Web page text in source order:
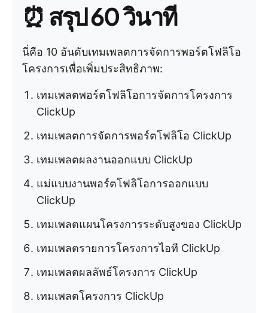
⏰ สรุป 60 วินาที
นี่คือ 10 อันดับเทมเพลตการจัดการพอร์ตโฟลิโอ
โครงการเพื่อเพิ่มประสิทธิภาพ:
เทมเพลตพอร์ตโฟลิโอการจัดการโครงการ
ClickUp
เทมเพลตการจัดการพอร์ตโฟลิโอ ClickUp
เทมเพลตผลงานออกแบบ ClickUp
แม่แบบงานพอร์ตโฟลิโอการออกแบบ
ClickUp
เทมเพลตแผนโครงการระดับสูงของ ClickUp
เทมเพลตรายการโครงการไอที ClickUp
เทมเพลตผลลัพธ์โครงการ ClickUp
เทมเพลตโครงการ ClickUp